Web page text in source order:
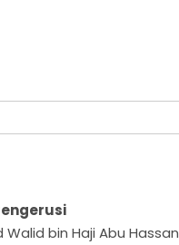
Walid bin Haji Abu Hassan